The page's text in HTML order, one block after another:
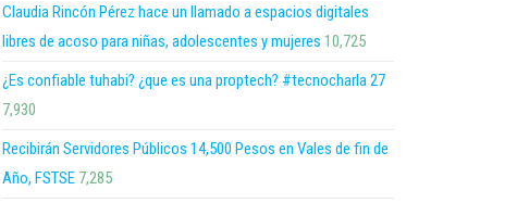
Claudia Rincón Pérez hace un llamado a espacios digitales
libres de acoso para niñas, adolescentes y mujeres 10,725
¿Es confiable tuhabi? ¿que es una proptech? #tecnocharla 27
7,930
Recibirán Servidores Públicos 14,500 Pesos en Vales de fin de
Año, FSTSE 7,285